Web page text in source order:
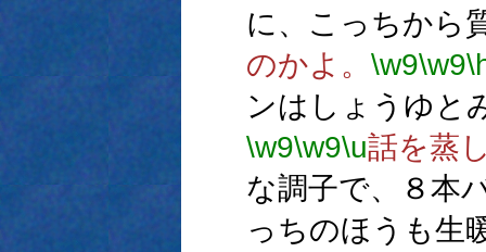
に、こっちから
のかよ。 \w9\w9
ンはしょうゆと
\w9\w9\u話を蒸
な調子で、８本
っちのほうも生